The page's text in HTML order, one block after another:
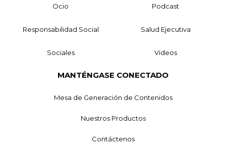
Ocio Podcast
Responsabilidad Social Salud Ejecutiva
Sociales Videos
MANTÉNGASE CONECTADO
Mesa de Generación de Contenidos
Nuestros Productos
Contáctenos